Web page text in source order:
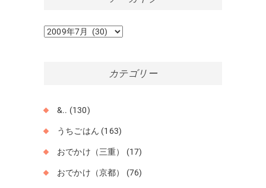
ア
カテゴリー
&.. (130)
うちごはん (163)
おでかけ（三重） (17)
おでかけ（京都） (76)